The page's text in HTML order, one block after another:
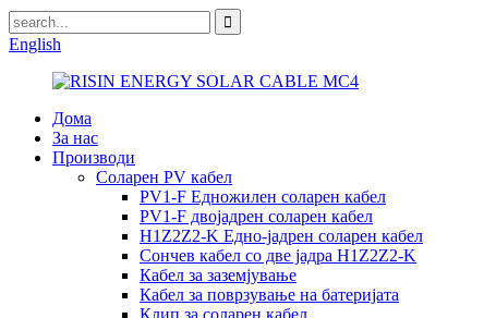
English
Дома
За нас
Производи
Соларен PV кабел
PV1-F Едножилен соларен кабел
PV1-F двојадрен соларен кабел
H1Z2Z2-K Едно-јадрен соларен кабел
Сончев кабел со две јадра H1Z2Z2-K
Кабел за заземјување
Кабел за поврзување на батеријата
Клип за соларен кабел